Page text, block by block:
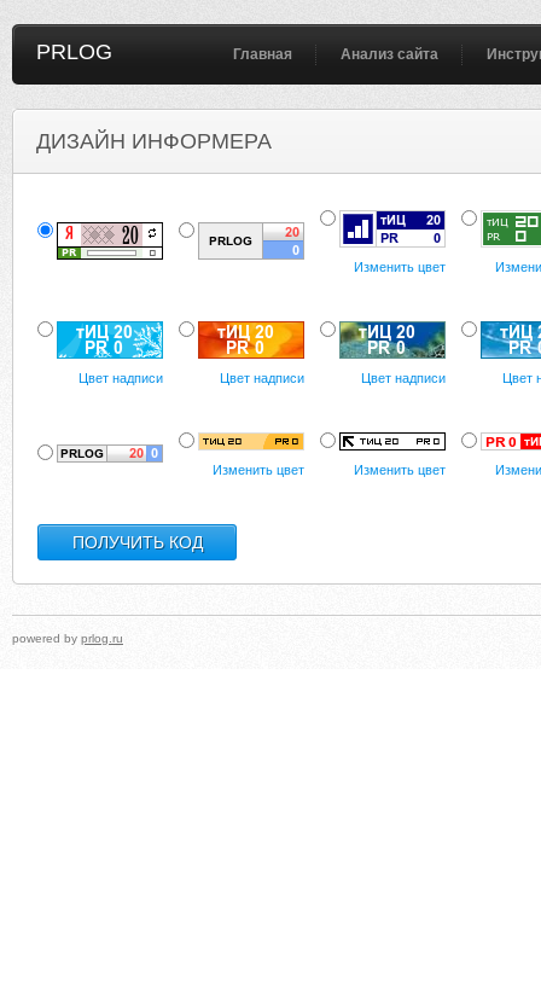
PRLOG Главная Анализ сайта
ДИЗАЙН ИНФОРМЕРА
Изменить цвет
Цвет надписи Цвет надписи Цвет надписи Цвет
Изменить цвет Изменить цвет
powered by prlog.ru